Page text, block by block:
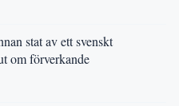
stat av ett svenskt
om förverkande